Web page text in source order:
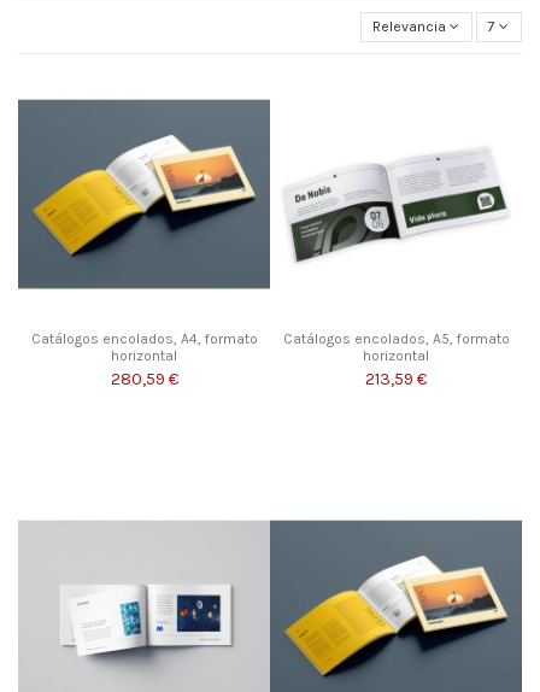
Relevancia 7
Catálogos encolados, A4, formato
horizontal
280,59 €
Catálogos encolados, A5, formato
horizontal
213,59 €